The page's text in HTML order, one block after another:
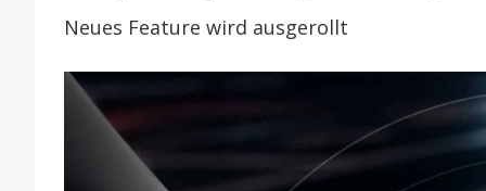
Neues Feature wird ausgerollt